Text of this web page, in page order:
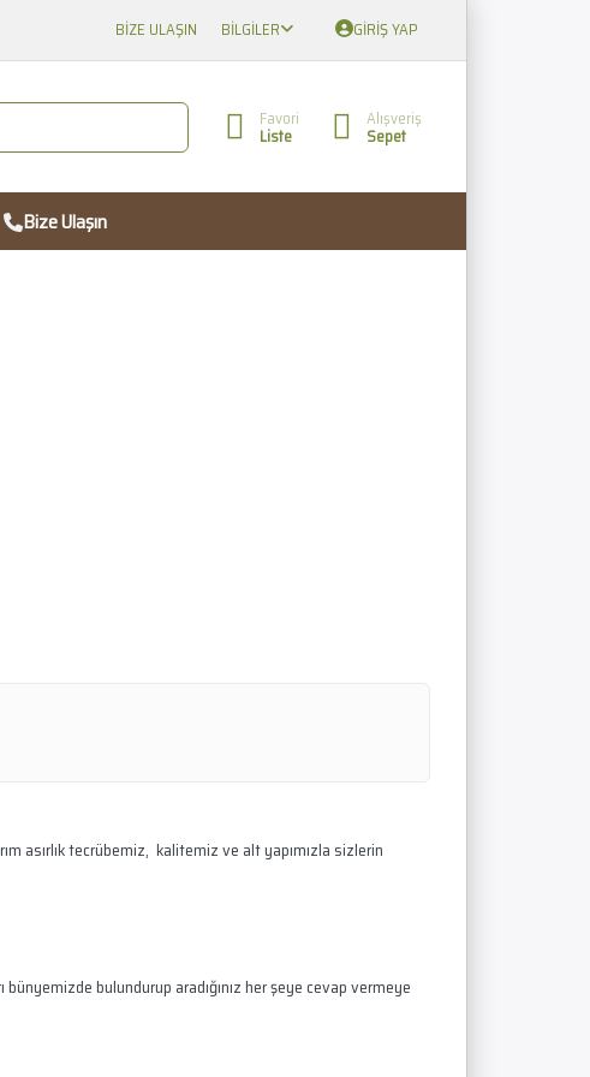
BIZE ULAŞIN BILGILER GIRIŞ YAP
Favori
Liste
Alışveriş
Sepet
Bize Ulaşın
asırlık tecrübemiz, kalitemiz ve alt yapımızla sizlerin
bulundurup aradığınız her şeye cevap vermeye